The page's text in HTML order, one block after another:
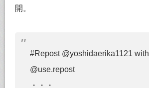
開。
#Repost @yoshidaerika1121 with
@use.repost
・・・